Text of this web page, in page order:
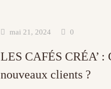
mai 21, 2024 0
LES CAFÉS CRÉA’ :
nouveaux clients ?